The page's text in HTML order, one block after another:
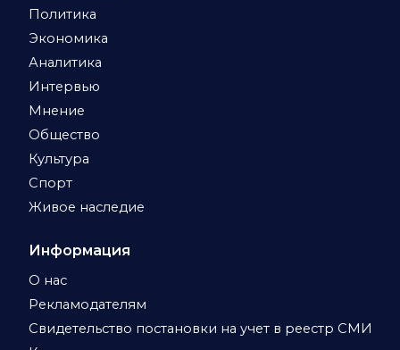
Политика
Экономика
Аналитика
Интервью
Мнение
Общество
Культура
Спорт
Живое наследие
Информация
О нас
Рекламодателям
Свидетельство постановки на учет в реестр СМИ